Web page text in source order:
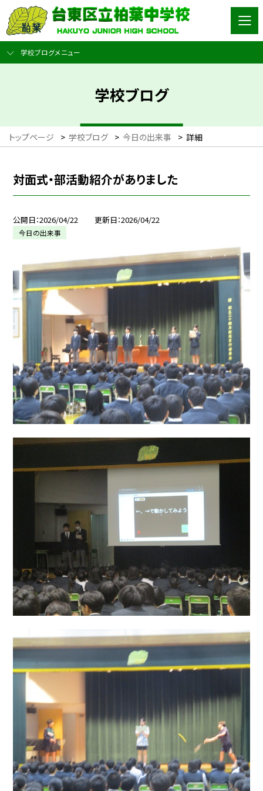
学校ブログメニュー
学校ブログ
トップページ > 学校ブログ > 今日の出来事 > 詳細
対面式・部活動紹介がありました
公開日 2026/04/22 更新日 2026/04/22
今日の出来事